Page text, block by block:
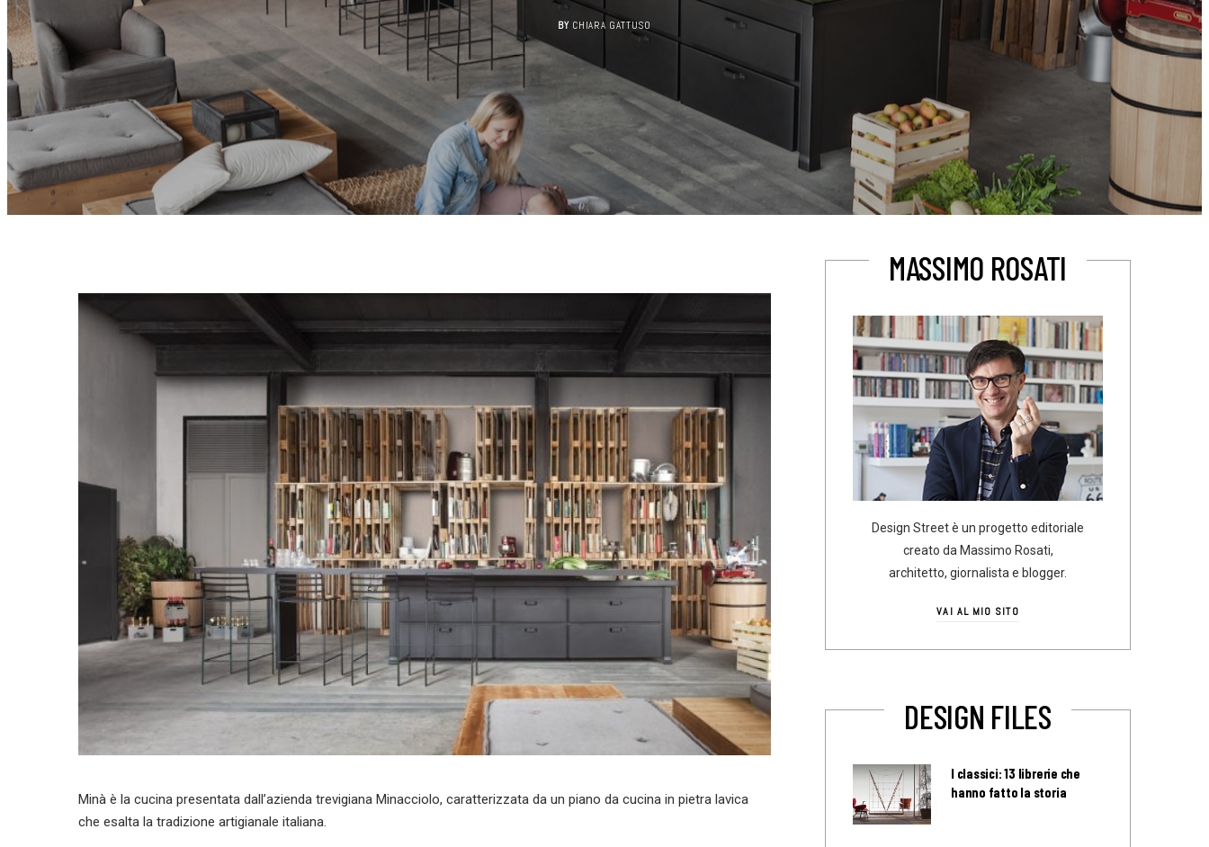
BY CHIARA GATTUSO
Minà è la cucina presentata dall’azienda trevigiana Minacciolo, caratterizzata da un piano da cucina in pietra lavica
che esalta la tradizione artigianale italiana.
MASSIMO ROSATI
Design Street è un progetto editoriale
creato da Massimo Rosati,
architetto, giornalista e blogger.
VAI AL MIO SITO
DESIGN FILES
I classici: 13 librerie che
hanno fatto la storia